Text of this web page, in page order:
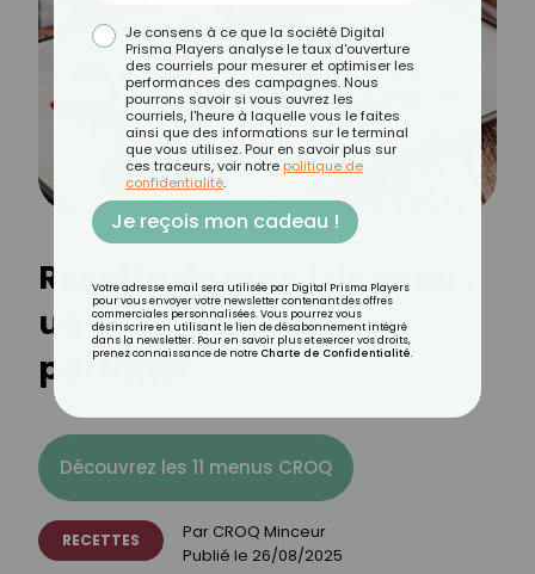
Recette de quasi de veau :
un plat savoureux à
partager
Découvrez les 11 menus CROQ
RECETTES Par CROQ Minceur
Publié le 26/08/2025
Je consens à ce que la société Digital
Prisma Players analyse le taux d'ouverture
des courriels pour mesurer et optimiser les
performances des campagnes. Nous
pourrons savoir si vous ouvrez les
courriels, l'heure à laquelle vous le faites
ainsi que des informations sur le terminal
que vous utilisez. Pour en savoir plus sur
ces traceurs, voir notre politique de
confidentialité.
Je reçois mon cadeau !
Votre adresse email sera utilisée par Digital Prisma Players
pour vous envoyer votre newsletter contenant des offres
commerciales personnalisées. Vous pourrez vous
désinscrire en utilisant le lien de désabonnement intégré
dans la newsletter. Pour en savoir plus et exercer vos droits,
prenez connaissance de notre Charte de Confidentialité.